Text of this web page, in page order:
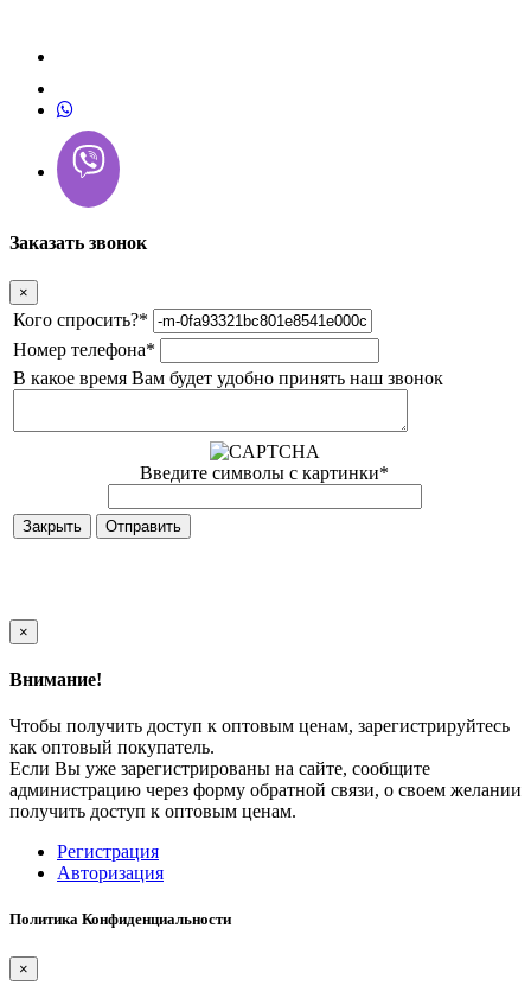
Заказать звонок
×
Кого спросить?*
Номер телефона*
В какое время Вам будет удобно принять наш звонок
Введите символы с картинки*
Закрыть
×
Внимание!
Чтобы получить доступ к оптовым ценам, зарегистрируйтесь
как оптовый покупатель.
Если Вы уже зарегистрированы на сайте, сообщите
администрацию через форму обратной связи, о своем желании
получить доступ к оптовым ценам.
Регистрация
Авторизация
Политика Конфиденциальности
×